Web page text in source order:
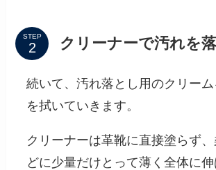
STEP クリーナーで汚れを
続いて、汚れ落とし用のクリー
を拭いていきます。
クリーナーは革靴に直接塗らず
どに少量だけとって薄く全体に